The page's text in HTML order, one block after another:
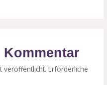
veröffentlicht. Erforderliche